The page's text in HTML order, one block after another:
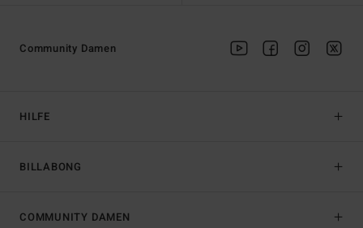
HILFE
BILLABONG
Community Damen
COMMUNITY DAMEN